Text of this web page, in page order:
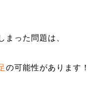
まった問題は、
の可能性があります！